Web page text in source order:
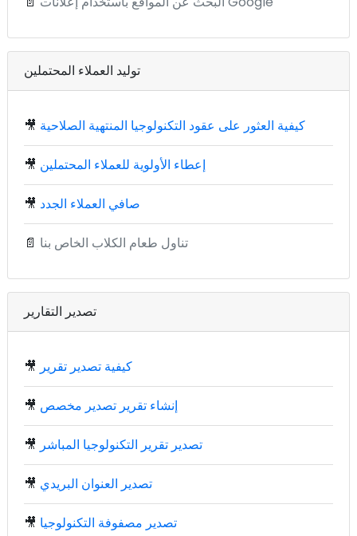
توليد العملاء المحتملين
🎥 كيفية العثور على عقود التكنولوجيا المنتهية الصلاحية
🎥 إعطاء الأولوية للعملاء المحتملين
🎥 صافي العملاء الجدد
📄 تناول طعام الكلاب الخاص بنا
تصدير التقارير
🎥 كيفية تصدير تقرير
🎥 إنشاء تقرير تصدير مخصص
🎥 تصدير تقرير التكنولوجيا المباشر
🎥 تصدير العنوان البريدي
🎥 تصدير مصفوفة التكنولوجيا